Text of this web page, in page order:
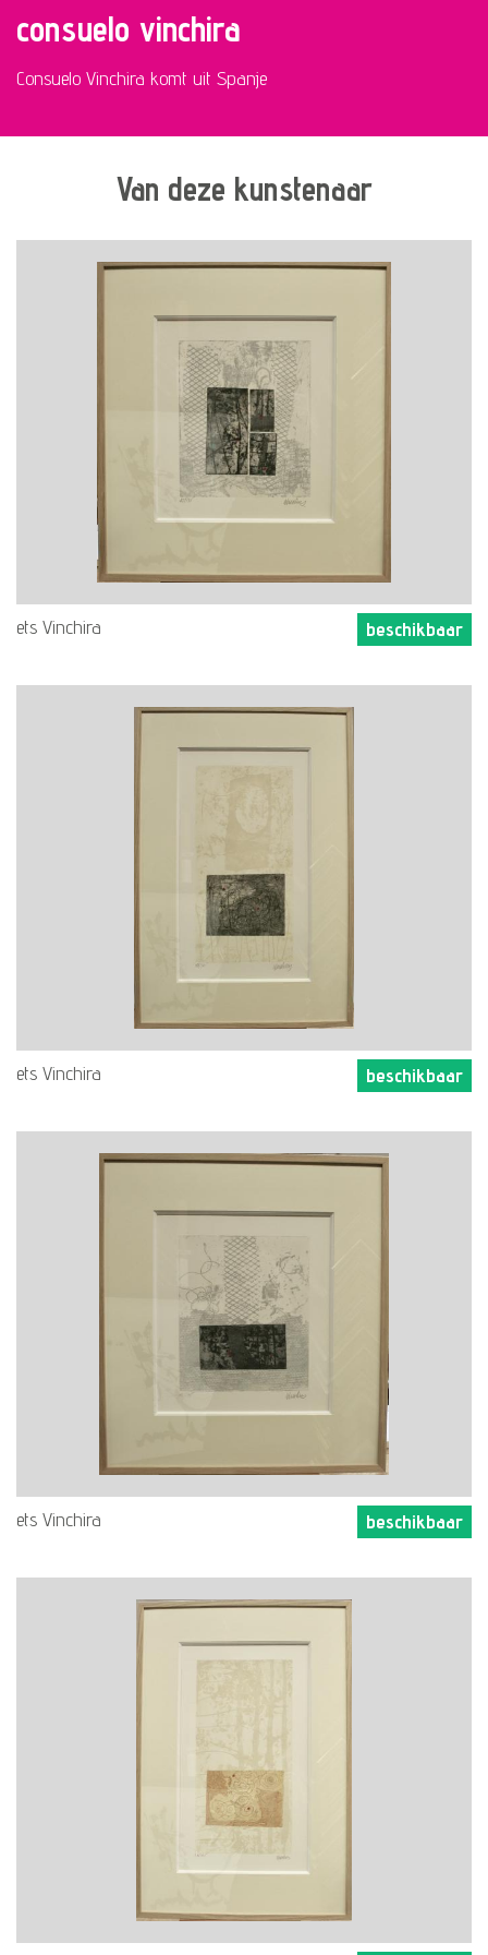
consuelo vinchira
Consuelo Vinchira komt uit Spanje
Van deze kunstenaar
ets Vinchira beschikbaar
ets Vinchira beschikbaar
ets Vinchira beschikbaar